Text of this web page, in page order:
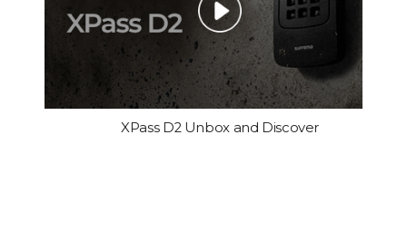
XPass D2 Unbox and Discover